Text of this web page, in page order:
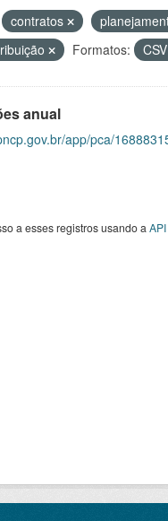
contratos
Formatos: CSV
anual
app/pca/
a esses registros usando a API